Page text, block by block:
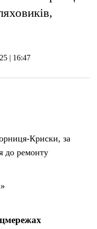
| 16:47
Криски, за
до ремонту